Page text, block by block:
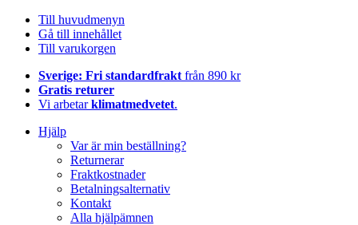
Till huvudmenyn
Gå till innehållet
Till varukorgen
Sverige: Fri standardfrakt från 890 kr
Gratis returer
Vi arbetarklimatmedvetet.
Hjälp
Var är min beställning?
Returnerar
Fraktkostnader
Betalningsalternativ
Kontakt
Alla hjälpämnen